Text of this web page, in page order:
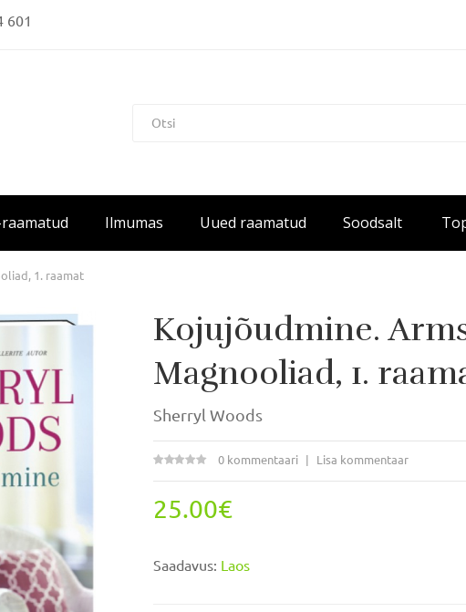
601
raamatud Ilmumas Uued raamatud Soodsalt
1. raamat
Kojujõudmine.
Magnooliad, 1.
Sherryl Woods
0 kommentaari Lisa kommentaar
25.00€
Saadavus: Laos